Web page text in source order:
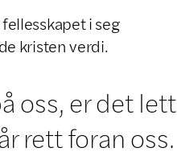
i seg
kristen verdi.
oss, er det lett
rett foran oss.